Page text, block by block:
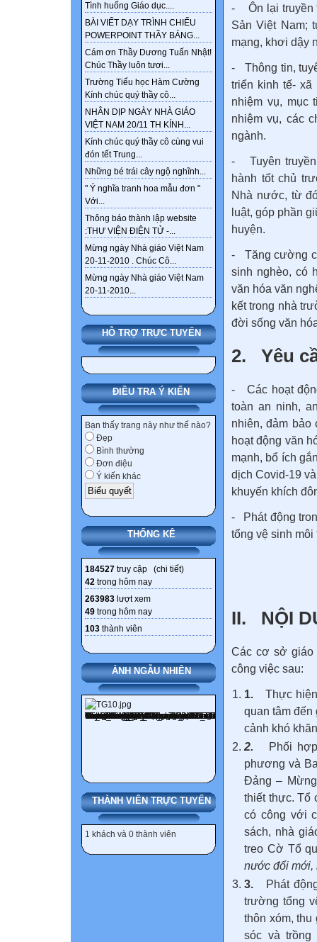
Tình huống Giáo dục....
BÀI VIẾT DẠY TRÌNH CHIẾU
POWERPOINT THẦY BẢNG...
Cám ơn Thầy Dương Tuấn Nhật!
Chúc Thầy luôn tươi...
Trường Tiểu học Hàm Cường
Kính chúc quý thầy cô...
NHÂN DỊP NGÀY NHÀ GIÁO
VIỆT NAM 20/11 TH KÍNH...
Kính chúc quý thầy cô cùng vui
đón tết Trung...
Những bé trái cây ngộ nghĩnh...
" Ý nghĩa tranh hoa mẫu đơn "
Với...
Thông báo thành lập website
:THƯ VIỆN ĐIỆN TỬ -...
Mừng ngày Nhà giáo Việt Nam
20-11-2010 . Chúc Cô...
Mừng ngày Nhà giáo Việt Nam
20-11-2010...
HỖ TRỢ TRỰC TUYẾN
ĐIỀU TRA Ý KIẾN
Bạn thấy trang này như thế nào?
Đẹp
Bình thường
Đơn điệu
Ý kiến khác
THỐNG KÊ
184527 truy cập (chi tiết)
42 trong hôm nay
263983 lượt xem
49 trong hôm nay
103 thành viên
ẢNH NGẪU NHIÊN
THÀNH VIÊN TRỰC TUYẾN
1 khách và 0 thành viên
- Ôn lại truyền
Sản Việt Nam;
mạng, khơi dậy
- Thông tin,
triển kinh tế-
nhiệm vụ, mục
nhiệm vụ, các
ngành.
- Tuyên truyền
hành tốt chủ
Nhà nước, từ
luật, góp phần
huyện.
- Tăng cường
sinh nghèo, có
văn hóa văn
kết trong nhà
đời sống văn
2. Yêu
- Các hoạt
toàn an ninh,
nhiên, đảm bảo
hoạt động văn
mạnh, bổ ích
dịch Covid-19
khuyến khích
- Phát động
tổng vệ sinh
II. NỘI
Các cơ sở giáo
công việc sau:
1. Thực
quan tâm đến
cảnh khó
2.
Phối
phương và
Đảng –
thiết thực. Tổ
có công với
sách, nhà
treo Cờ Tổ
nước đổi mới,
3.
Phát
trường tổng
thôn xóm,
sóc và